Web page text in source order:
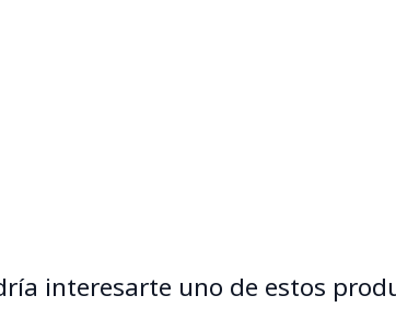
interesarte uno de estos